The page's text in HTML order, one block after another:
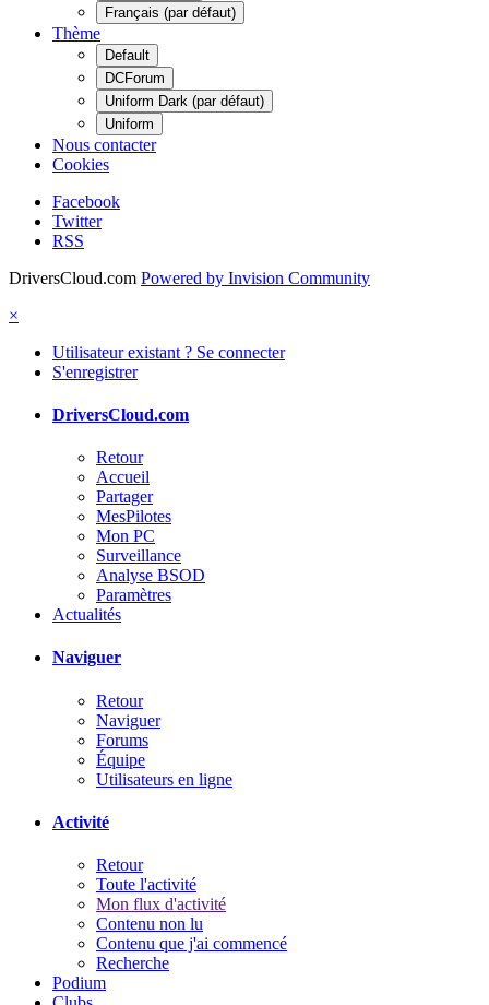
Français (par défaut)
Thème
Default
DCForum
Uniform Dark (par défaut)
Uniform
Nous contacter
Cookies
Facebook
Twitter
RSS
DriversCloud.com Powered by Invision Community
×
Utilisateur existant ? Se connecter
S'enregistrer
DriversCloud.com
Retour
Accueil
Partager
MesPilotes
Mon PC
Surveillance
Analyse BSOD
Paramètres
Actualités
Naviguer
Retour
Naviguer
Forums
Équipe
Utilisateurs en ligne
Activité
Retour
Toute l'activité
Mon flux d'activité
Contenu non lu
Contenu que j'ai commencé
Recherche
Podium